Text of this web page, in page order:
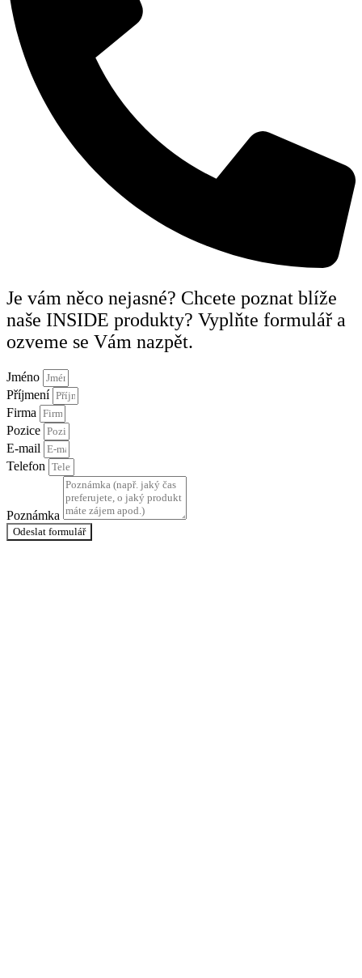
Je vám něco nejasné? Chcete poznat blíže
naše INSIDE produkty? Vyplňte formulář a
ozveme se Vám nazpět.
Jméno
Příjmení
Firma
Pozice
E-mail
Telefon
Poznámka
Odeslat formulář